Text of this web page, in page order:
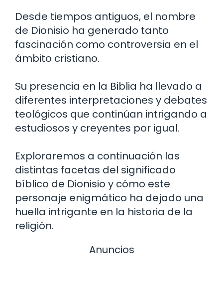
Desde tiempos antiguos, el nombre
de Dionisio ha generado tanto
fascinación como controversia en el
ámbito cristiano.
Su presencia en la Biblia ha llevado a
diferentes interpretaciones y debates
teológicos que continúan intrigando a
estudiosos y creyentes por igual.
Exploraremos a continuación las
distintas facetas del significado
bíblico de Dionisio y cómo este
personaje enigmático ha dejado una
huella intrigante en la historia de la
religión.
Anuncios